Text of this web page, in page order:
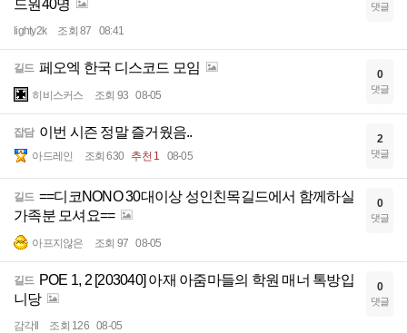
드원40명
lighty2k 조회 87 08:41
댓글
길드 페오엑 한국 디스코드 모임
히비스커스 조회 93 08-05
0
댓글
잡담 이번 시즌 정말 즐거웠음..
아드레인 조회 630 추천 1 08-05
2
댓글
길드 ==디코NONO 30대이상 성인친목길드에서 함께하실
가족분 모셔요==
아프지않은 조회 97 08-05
0
댓글
길드 POE 1, 2 [203040] 아재 아줌마들의 학원 매너 톡방입
니당
감각ll 조회 126 08-05
0
댓글